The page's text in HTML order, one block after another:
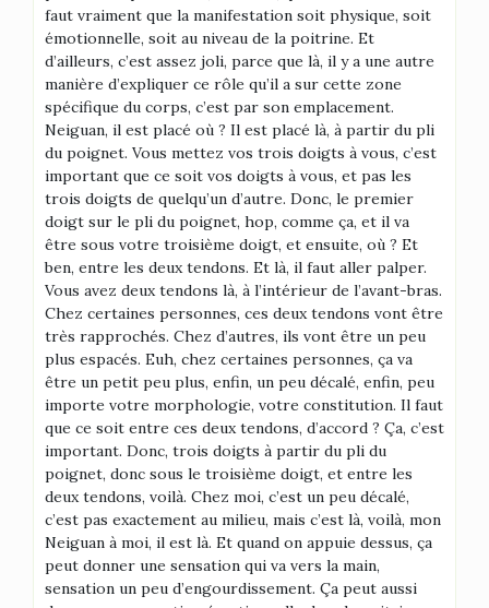
faut vraiment que la manifestation soit physique, soit
émotionnelle, soit au niveau de la poitrine. Et
d’ailleurs, c’est assez joli, parce que là, il y a une autre
manière d’expliquer ce rôle qu’il a sur cette zone
spécifique du corps, c’est par son emplacement.
Neiguan, il est placé où ? Il est placé là, à partir du pli
du poignet. Vous mettez vos trois doigts à vous, c’est
important que ce soit vos doigts à vous, et pas les
trois doigts de quelqu’un d’autre. Donc, le premier
doigt sur le pli du poignet, hop, comme ça, et il va
être sous votre troisième doigt, et ensuite, où ? Et
ben, entre les deux tendons. Et là, il faut aller palper.
Vous avez deux tendons là, à l’intérieur de l’avant-bras.
Chez certaines personnes, ces deux tendons vont être
très rapprochés. Chez d’autres, ils vont être un peu
plus espacés. Euh, chez certaines personnes, ça va
être un petit peu plus, enfin, un peu décalé, enfin, peu
importe votre morphologie, votre constitution. Il faut
que ce soit entre ces deux tendons, d’accord ? Ça, c’est
important. Donc, trois doigts à partir du pli du
poignet, donc sous le troisième doigt, et entre les
deux tendons, voilà. Chez moi, c’est un peu décalé,
c’est pas exactement au milieu, mais c’est là, voilà, mon
Neiguan à moi, il est là. Et quand on appuie dessus, ça
peut donner une sensation qui va vers la main,
sensation un peu d’engourdissement. Ça peut aussi